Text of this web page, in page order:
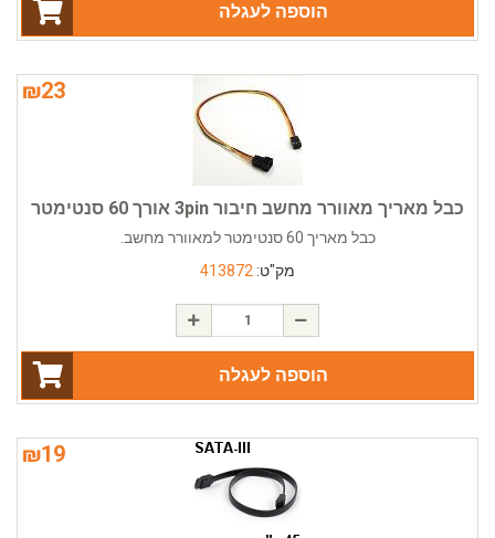
הוספה לעגלה
₪23
כבל מאריך מאוורר מחשב חיבור 3pin אורך 60 סנטימטר
כבל מאריך 60 סנטימטר למאוורר מחשב.
מק"ט: 413872
הוספה לעגלה
₪19